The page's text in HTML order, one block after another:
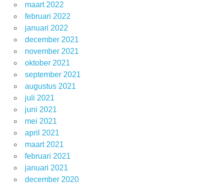
maart 2022
februari 2022
januari 2022
december 2021
november 2021
oktober 2021
september 2021
augustus 2021
juli 2021
juni 2021
mei 2021
april 2021
maart 2021
februari 2021
januari 2021
december 2020